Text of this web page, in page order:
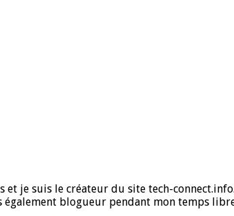
et je suis le créateur du site tech-
également blogueur pendant mon temps